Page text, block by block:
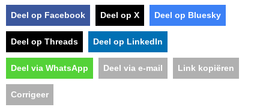
Deel op Facebook Deel op X Deel op Bluesky
Deel op Threads Deel op LinkedIn
Deel via WhatsApp Deel via e-mail Link kopiëren
Corrigeer